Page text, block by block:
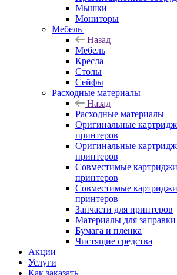
Мышки
Мониторы
Мебель
Назад
Мебель
Кресла
Столы
Сейфы
Расходные материалы
Назад
Расходные материалы
Оригинальные
принтеров
Оригинальные
принтеров
Совместимые
принтеров
Совместимые
принтеров
Запчасти для принтеров
Материалы для заправки
Бумага и пленка
Чистящие средства
Акции
Услуги
Как заказать